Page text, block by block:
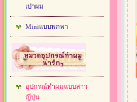
เป่าผม
Miniแบบพกพา
อุปกรณ์ทำผมแบบสาว
ญี่ปุ่น